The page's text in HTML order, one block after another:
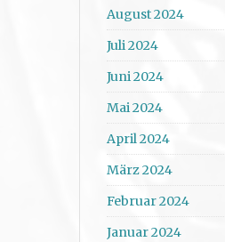
August 2024
Juli 2024
Juni 2024
Mai 2024
April 2024
März 2024
Februar 2024
Januar 2024